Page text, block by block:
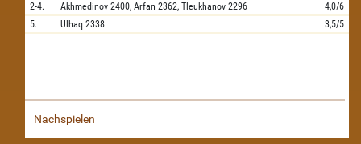
2-4.
Akhmedinov 2400, Arfan 2362, Tleukhanov 2296
4,0/6
5.
Ulhaq 2338 3,5/5
Nachspielen